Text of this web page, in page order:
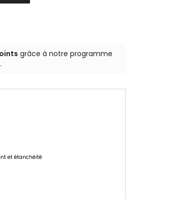
grâce à notre programme
.
et étanchéité